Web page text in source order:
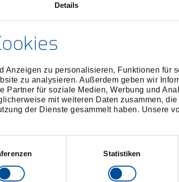
Details
Anzeigen zu personalisieren, Funktionen für
zu analysieren. Außerdem geben wir
Partner für soziale Medien, Werbung und
mit weiteren Daten zusammen,
der Dienste gesammelt haben. Unsere
Statistiken